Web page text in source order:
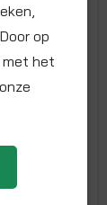
op
met het